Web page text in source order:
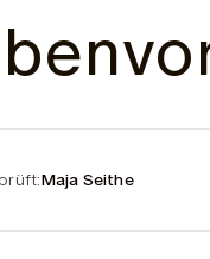
Maja Seithe